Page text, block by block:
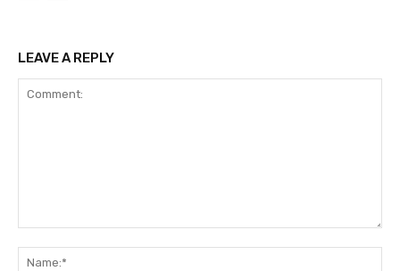
LEAVE A REPLY